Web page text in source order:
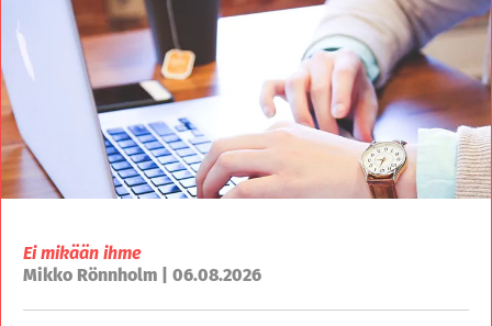
Ei mikään ihme
Mikko Rönnholm | 06.08.2026